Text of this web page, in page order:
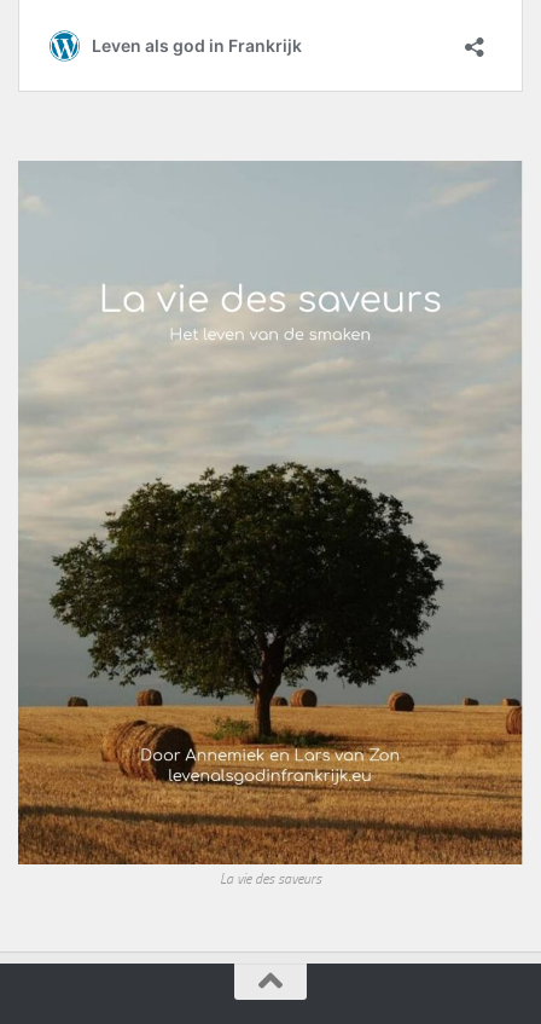
La vie des saveurs